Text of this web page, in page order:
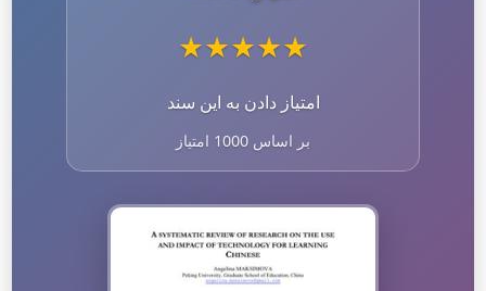
★
★
★
★
★
امتیاز دادن به این سند
بر اساس 1000 امتیاز